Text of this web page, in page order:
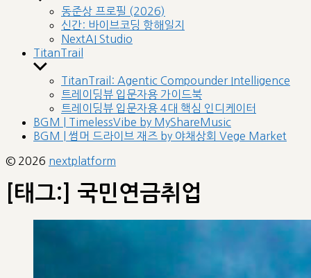
sub
menu
동준상 프로필 (2026)
신간: 바이브코딩 항해일지
NextAI Studio
TitanTrail
Show
sub
menu
TitanTrail: Agentic Compounder Intelligence
트레이딩뷰 입문자용 가이드북
트레이딩뷰 입문자용 4대 핵심 인디케이터
BGM | TimelessVibe by MyShareMusic
BGM | 썸머 드라이브 재즈 by 야채상회 Vege Market
© 2026 nextplatform
[태그:] 국민연금취업